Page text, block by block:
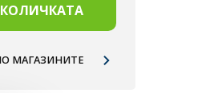
МАГАЗИНИТЕ